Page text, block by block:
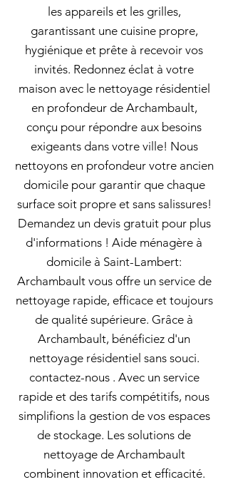
les appareils et les grilles,
garantissant une cuisine propre,
hygiénique et prête à recevoir vos
invités. Redonnez éclat à votre
maison avec le nettoyage résidentiel
en profondeur de Archambault,
conçu pour répondre aux besoins
exigeants dans votre ville! Nous
nettoyons en profondeur votre ancien
domicile pour garantir que chaque
surface soit propre et sans salissures!
Demandez un devis gratuit pour plus
d'informations ! Aide ménagère à
domicile à Saint-Lambert:
Archambault vous offre un service de
nettoyage rapide, efficace et toujours
de qualité supérieure. Grâce à
Archambault, bénéficiez d'un
nettoyage résidentiel sans souci.
contactez-nous . Avec un service
rapide et des tarifs compétitifs, nous
simplifions la gestion de vos espaces
de stockage. Les solutions de
nettoyage de Archambault
combinent innovation et efficacité.